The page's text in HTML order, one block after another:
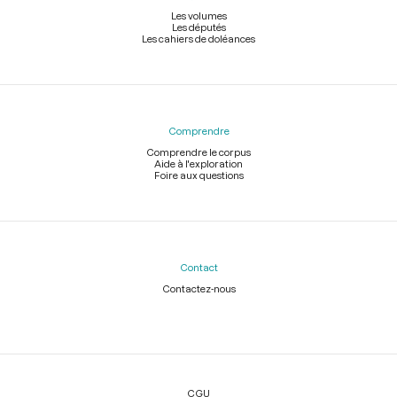
Les volumes
Les députés
Les cahiers de doléances
Comprendre
Comprendre le corpus
Aide à l'exploration
Foire aux questions
Contact
Contactez-nous
Légal
CGU